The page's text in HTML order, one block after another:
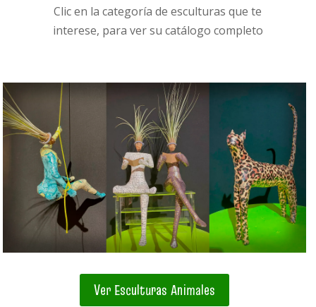
Clic en la categoría de esculturas que te
interese, para ver su catálogo completo
Ver Esculturas Animales